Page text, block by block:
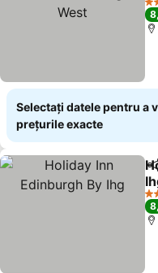
4
Selectați datele pentru a
prețurile exacte
4